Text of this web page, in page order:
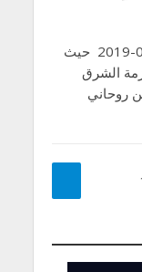
ارتفعت تداولات الاسهم الاسيوية 07-01-2019 حيث
الشرق
روحاني